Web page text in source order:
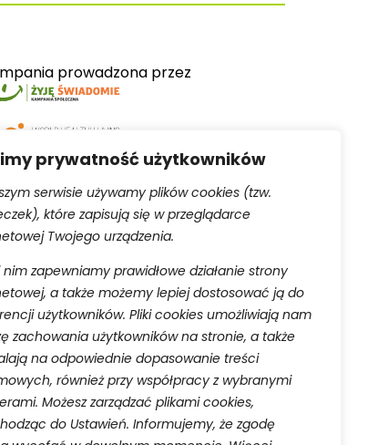
prywatność użytkowników
serwisie używamy plików cookies (tzw.
które zapisują się w przeglądarce
Twojego urządzenia.
nim zapewniamy prawidłowe działanie strony
a także możemy lepiej dostosować ją do
użytkowników. Pliki cookies umożliwiają nam
zachowania użytkowników na stronie, a także
na odpowiednie dopasowanie treści
również przy współpracy z wybranymi
Możesz zarządzać plikami cookies,
do Ustawień. Informujemy, że zgodę
prowadzona przez
obsługiwany przez
rejestru przedsiębiorców Krajowego Rejestru
umowy o świadczenie usług drogą
ciążących na administratorze oraz w celu
oraz przenoszenia danych w